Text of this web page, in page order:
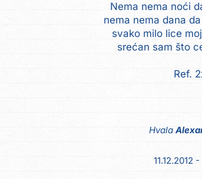
Nema nema noći
nema nema dana
svako milo lice
srećan sam što
Ref.
Hvala
11.12.2012